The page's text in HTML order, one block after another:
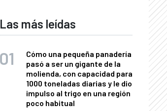
Las más leídas
Cómo una pequeña panadería
pasó a ser un gigante de la
molienda, con capacidad para
1000 toneladas diarias y le dio
impulso al trigo en una región
poco habitual